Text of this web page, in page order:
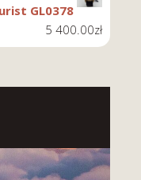
GL0378
5 400.00zł